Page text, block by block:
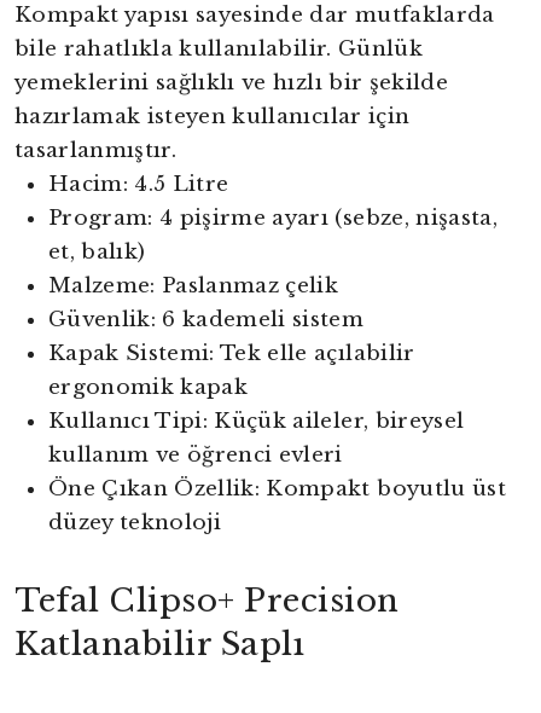
Kompakt yapısı sayesinde dar mutfaklarda
bile rahatlıkla kullanılabilir. Günlük
yemeklerini sağlıklı ve hızlı bir şekilde
hazırlamak isteyen kullanıcılar için
tasarlanmıştır.
Hacim: 4.5 Litre
Program: 4 pişirme ayarı (sebze, nişasta,
et, balık)
Malzeme: Paslanmaz çelik
Güvenlik: 6 kademeli sistem
Kapak Sistemi: Tek elle açılabilir
ergonomik kapak
Kullanıcı Tipi: Küçük aileler, bireysel
kullanım ve öğrenci evleri
Öne Çıkan Özellik: Kompakt boyutlu üst
düzey teknoloji
Tefal Clipso+ Precision
Katlanabilir Saplı